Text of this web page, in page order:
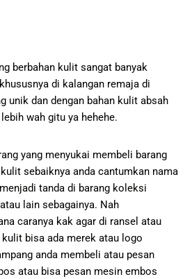
berbahan kulit sangat banyak
di kalangan remaja di
unik dan dengan bahan kulit absah
wah gitu ya hehehe.
yang menyukai membeli barang
sebaiknya anda cantumkan nama
tanda di barang koleksi
lain sebagainya. Nah
caranya kak agar di ransel atau
bisa ada merek atau logo
anda membeli atau pesan
atau bisa pesan mesin embos